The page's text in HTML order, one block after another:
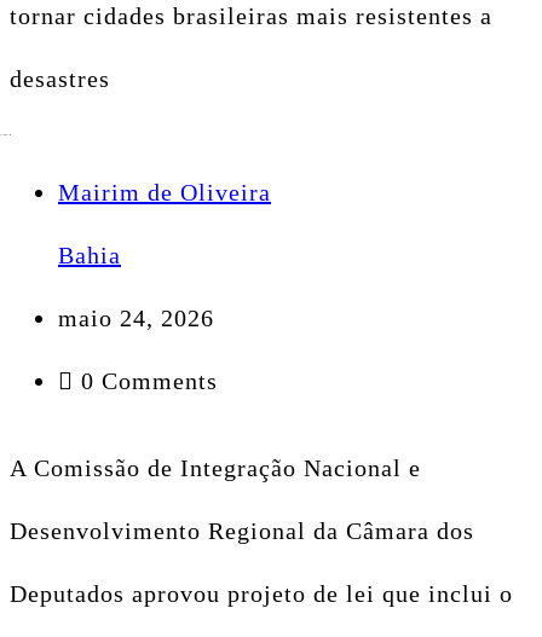
tornar cidades brasileiras mais resistentes a
desastres
Mairim de Oliveira
Bahia
maio 24, 2026
0 Comments
A Comissão de Integração Nacional e
Desenvolvimento Regional da Câmara dos
Deputados aprovou projeto de lei que inclui o